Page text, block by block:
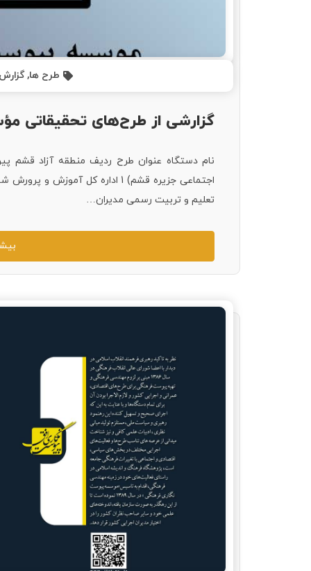
طرح ها,
گزارشی از طرح‌های تحقیقاتی
نام دستگاه عنوان طرح ردیف منطقه آزاد
اجتماعی جزیره قشم) 1 اداره کل
تعلیم و تربیت رسمی مدیران…